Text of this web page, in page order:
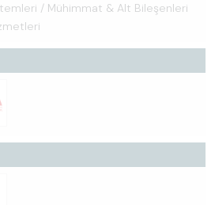
/ Mühimmat & Alt Bileşenleri